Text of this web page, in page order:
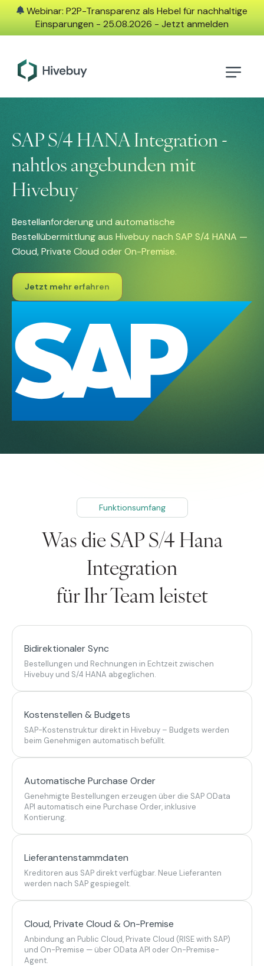
Webinar: P2P-Transparenz als Hebel für nachhaltige
Einsparungen - 25.08.2026 - Jetzt anmelden
SAP S/4 HANA Integration -
nahtlos angebunden mit
Hivebuy
Bestellanforderung und automatische
Bestellübermittlung aus Hivebuy nach SAP S/4 HANA —
Cloud, Private Cloud oder On-Premise.
Jetzt mehr erfahren
Funktionsumfang
Was die SAP S/4 Hana
Integration
für Ihr Team leistet
Bidirektionaler Sync
Bestellungen und Rechnungen in Echtzeit zwischen
Hivebuy und S/4 HANA abgeglichen.
Kostenstellen & Budgets
SAP-Kostenstruktur direkt in Hivebuy – Budgets werden
beim Genehmigen automatisch befüllt.
Automatische Purchase Order
Genehmigte Bestellungen erzeugen über die SAP OData
API automatisch eine Purchase Order, inklusive
Kontierung.
Lieferantenstammdaten
Kreditoren aus SAP direkt verfügbar. Neue Lieferanten
werden nach SAP gespiegelt.
Cloud, Private Cloud & On-Premise
Anbindung an Public Cloud, Private Cloud (RISE with SAP)
und On-Premise — über OData API oder On-Premise-
Agent.